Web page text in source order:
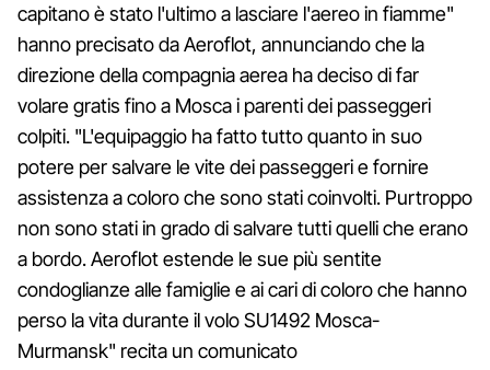
capitano è stato l'ultimo a lasciare l'aereo in fiamme"
hanno precisato da Aeroflot, annunciando che la
direzione della compagnia aerea ha deciso di far
volare gratis fino a Mosca i parenti dei passeggeri
colpiti. "L'equipaggio ha fatto tutto quanto in suo
potere per salvare le vite dei passeggeri e fornire
assistenza a coloro che sono stati coinvolti. Purtroppo
non sono stati in grado di salvare tutti quelli che erano
a bordo. Aeroflot estende le sue più sentite
condoglianze alle famiglie e ai cari di coloro che hanno
perso la vita durante il volo SU1492 Mosca-
Murmansk" recita un comunicato